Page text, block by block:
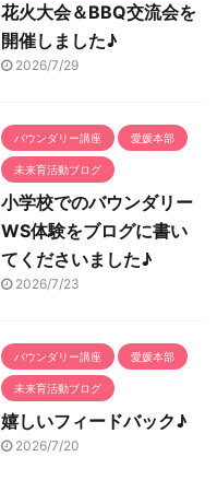
花火大会＆BBQ交流会を
開催しました♪
2026/7/29
バウンダリー講座 愛媛本部
未来育活動ブログ
小学校でのバウンダリー
WS体験をブログに書い
てくださいました♪
2026/7/23
バウンダリー講座 愛媛本部
未来育活動ブログ
嬉しいフィードバック♪
2026/7/20